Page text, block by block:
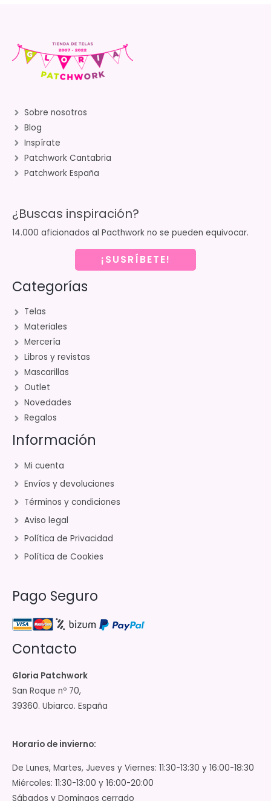
Sobre nosotros
Blog
Inspírate
Patchwork Cantabria
Patchwork España
¿Buscas inspiración?
14.000 aficionados al Pacthwork no se pueden equivocar.
¡SUSRÍBETE!
Categorías
Telas
Materiales
Mercería
Libros y revistas
Mascarillas
Outlet
Novedades
Regalos
Información
Mi cuenta
Envíos y devoluciones
Términos y condiciones
Aviso legal
Política de Privacidad
Política de Cookies
Pago Seguro
Contacto
Gloria Patchwork
San Roque nº 70,
39360. Ubiarco. España
Horario de invierno:
De Lunes, Martes, Jueves y Viernes: 11:30-13:30 y 16:00-18:30
Miércoles: 11:30-13:00 y 16:00-20:00
Sábados y Domingos cerrado